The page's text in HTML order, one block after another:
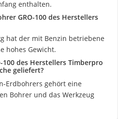
enthalten.
GRO-100 des Herstellers
hat der mit Benzin betriebene
hohes Gewicht.
des Herstellers Timberpro
geliefert?
Erdbohrers gehört eine
Bohrer und das Werkzeug